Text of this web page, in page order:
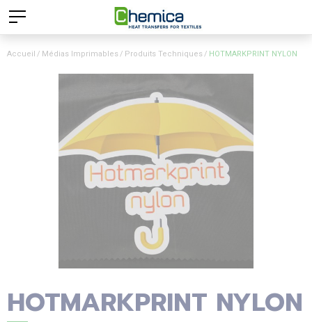
Accueil Médias Imprimables Produits Techniques HOTMARKPRINT NYLON
HOTMARKPRINT NYLON